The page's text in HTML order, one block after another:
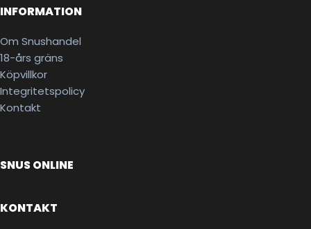
INFORMATION
Om Snushandel
18-års gräns
Köpvillkor
Integritetspolicy
Kontakt
SNUS ONLINE
KONTAKT